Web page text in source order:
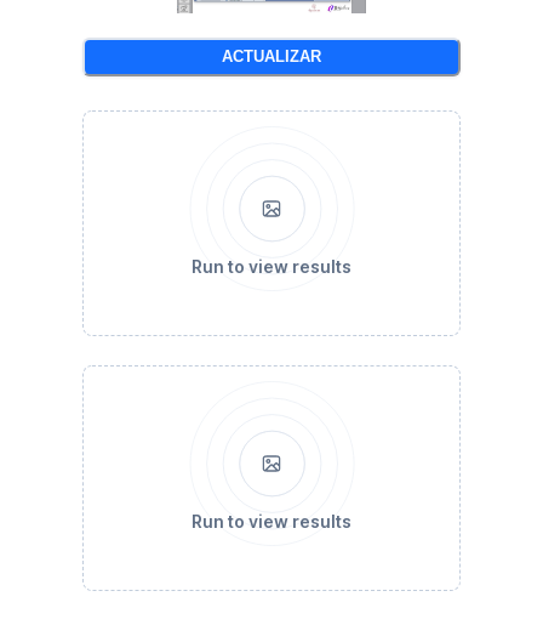
ACTUALIZAR
Run to view results
Run to view results